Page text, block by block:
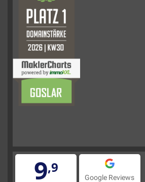
9,9
Google Reviews